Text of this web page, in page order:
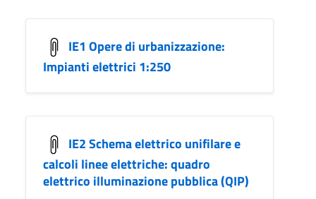
IE1 Opere di urbanizzazione:
Impianti elettrici 1:250
IE2 Schema elettrico unifilare e
calcoli linee elettriche: quadro
elettrico illuminazione pubblica (QIP)